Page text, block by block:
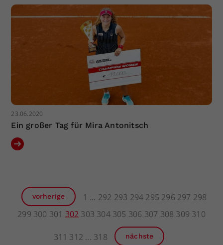
23.06.2020
Ein großer Tag für Mira Antonitsch
vorherige 1 292 293 294 295 296 297 298
299 300 301 302 303 304 305 306 307 308 309 310
311 312 318 nächste